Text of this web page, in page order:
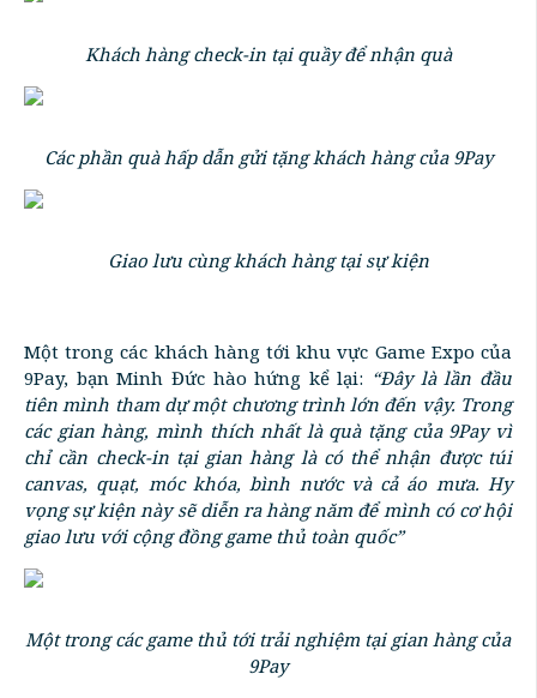
Khách hàng check-in tại quầy để nhận quà
Các phần quà hấp dẫn gửi tặng khách hàng của 9Pay
Giao lưu cùng khách hàng tại sự kiện
Một trong các khách hàng tới khu vực Game Expo của
9Pay, bạn Minh Đức hào hứng kể lại: “Đây là lần đầu
tiên mình tham dự một chương trình lớn đến vậy. Trong
các gian hàng, mình thích nhất là quà tặng của 9Pay vì
chỉ cần check-in tại gian hàng là có thể nhận được túi
canvas, quạt, móc khóa, bình nước và cả áo mưa. Hy
vọng sự kiện này sẽ diễn ra hàng năm để mình có cơ hội
giao lưu với cộng đồng game thủ toàn quốc”
Một trong các game thủ tới trải nghiệm tại gian hàng của
9Pay